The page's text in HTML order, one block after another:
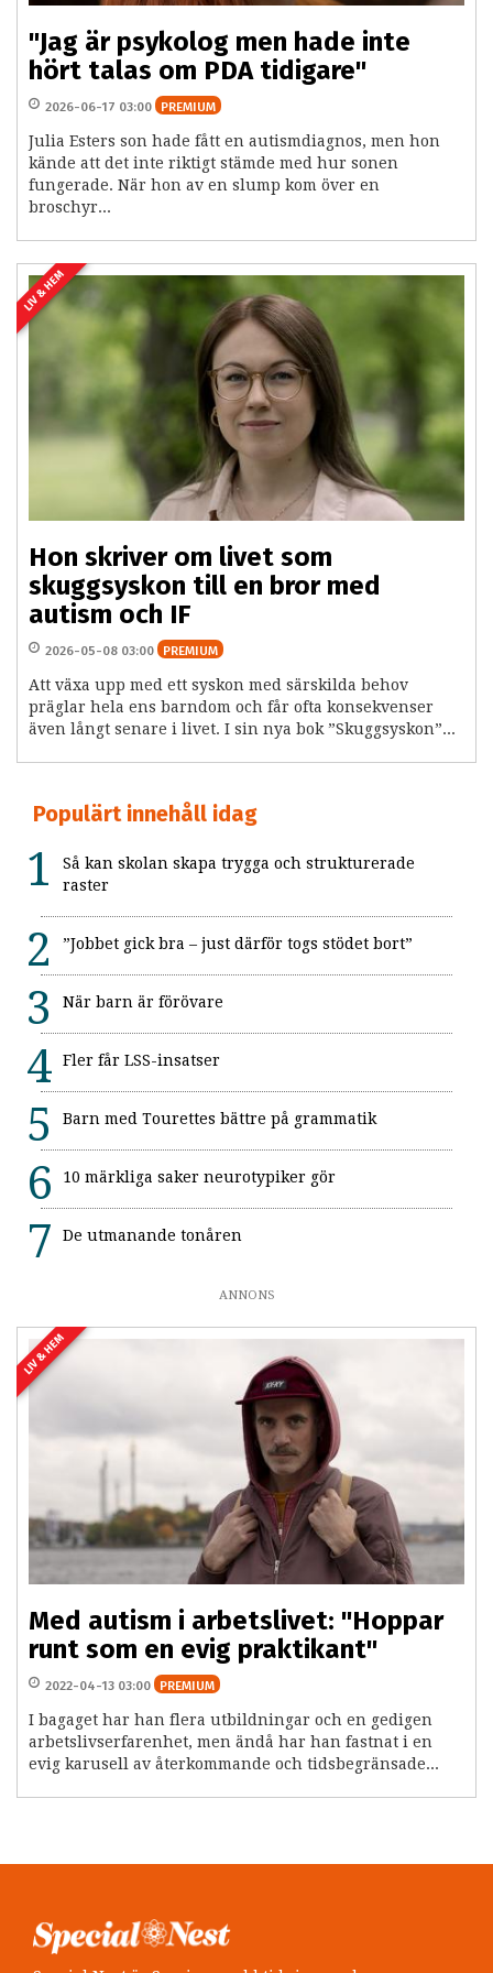
"Jag är psykolog men hade inte
hört talas om PDA tidigare"
2026-06-17 03:00 PREMIUM
Julia Esters son hade fått en autismdiagnos, men hon
kände att det inte riktigt stämde med hur sonen
fungerade. När hon av en slump kom över en
broschyr...
LIV & HEM
Hon skriver om livet som
skuggsyskon till en bror med
autism och IF
2026-05-08 03:00 PREMIUM
Att växa upp med ett syskon med särskilda behov
präglar hela ens barndom och får ofta konsekvenser
även långt senare i livet. I sin nya bok ”Skuggsyskon”...
Populärt innehåll idag
Så kan skolan skapa trygga och strukturerade
raster
”Jobbet gick bra – just därför togs stödet bort”
När barn är förövare
Fler får LSS-insatser
Barn med Tourettes bättre på grammatik
10 märkliga saker neurotypiker gör
De utmanande tonåren
ANNONS
LIV & HEM
Med autism i arbetslivet: "Hoppar
runt som en evig praktikant"
2022-04-13 03:00 PREMIUM
I bagaget har han flera utbildningar och en gedigen
arbetslivserfarenhet, men ändå har han fastnat i en
evig karusell av återkommande och tidsbegränsade...